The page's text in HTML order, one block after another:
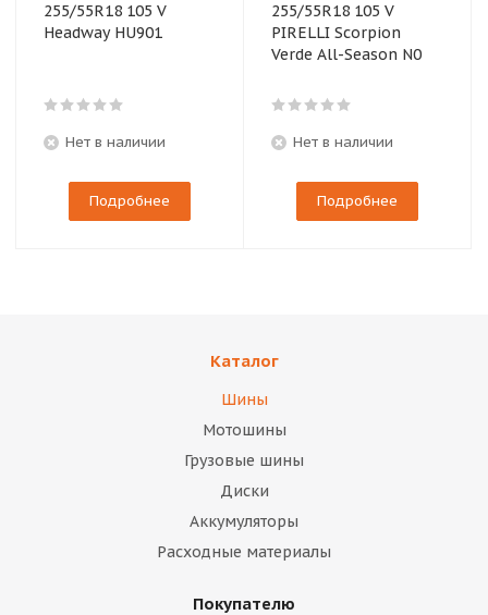
255/55R18 105 V
Headway HU901
Нет в наличии
Подробнее
255/55R18 105 V
PIRELLI Scorpion
Verde All-Season N0
Нет в наличии
Подробнее
Каталог
Шины
Мотошины
Грузовые шины
Диски
Аккумуляторы
Расходные материалы
Покупателю